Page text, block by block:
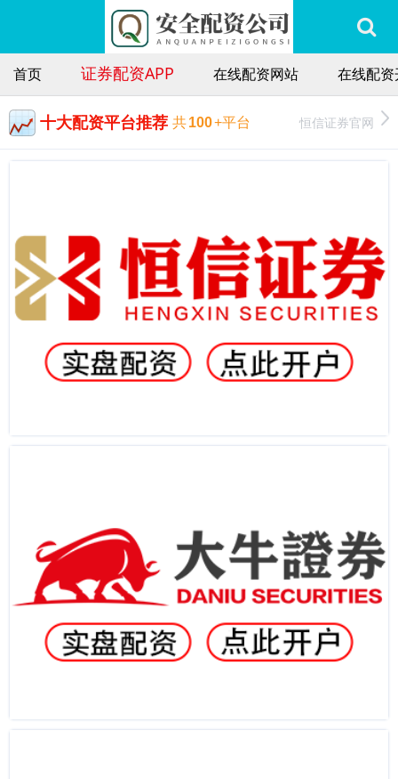
首页 证券配资APP 在线配资网站 在线配
十大配资平台推荐 共100+平台 恒信证券官网